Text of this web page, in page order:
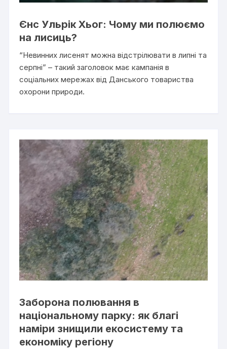
Єнс Ульрік Хьог: Чому ми полюємо
на лисиць?
“Невинних лисенят можна відстрілювати в липні та
серпні” – такий заголовок має кампанія в
соціальних мережах від Данського товариства
охорони природи.
Заборона полювання в
національному парку: як благі
наміри знищили екосистему та
економіку регіону